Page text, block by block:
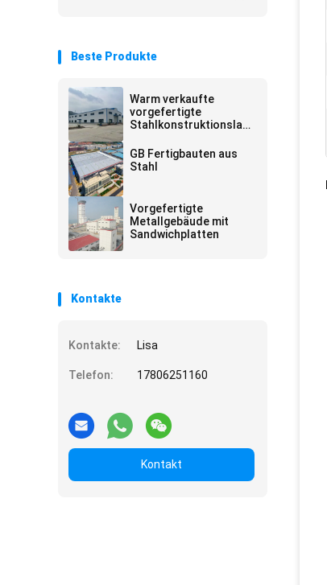
Beste Produkte
Warm verkaufte
vorgefertigte
Stahlkonstruktionslag
GB Fertigbauten aus
Stahl
Vorgefertigte
Metallgebäude mit
Sandwichplatten
Kontakte
Kontakte: Lisa
Telefon: 17806251160
Kontakt